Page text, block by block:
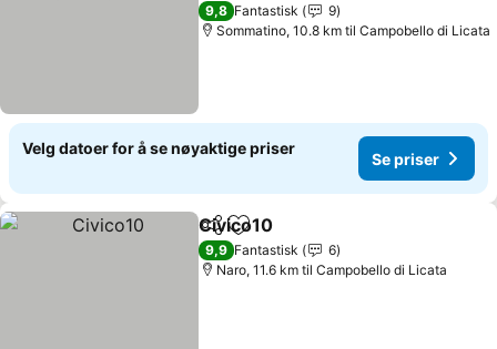
9,8 Fantastisk
9
Sommatino, 10.8 km til Campobello di Licata
Velg datoer for å se nøyaktige priser
Se priser
Del Legg til i favoritter
Civico10
9,9 Fantastisk
6
Naro, 11.6 km til Campobello di Licata